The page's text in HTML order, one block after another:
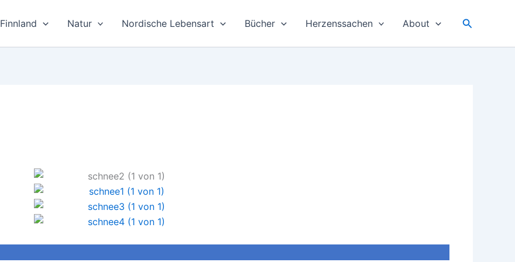
Finnland Natur Nordische Lebensart Bücher Herzenssachen About Suchen